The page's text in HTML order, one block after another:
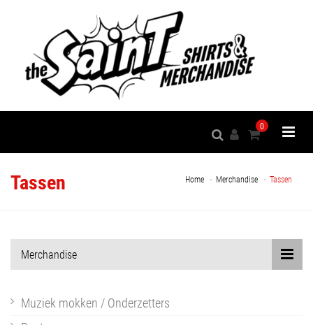
0
Home Merchandise Tassen
Tassen
Merchandise
Muziek mokken / Onderzetters